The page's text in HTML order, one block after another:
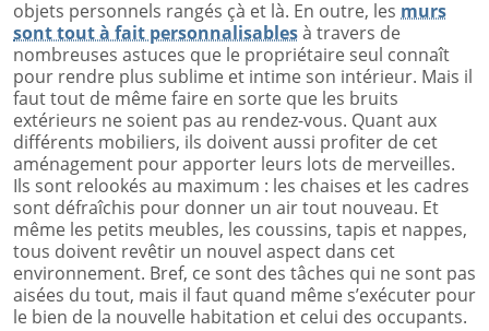
objets personnels rangés çà et là. En outre, les murs
sont tout à fait personnalisablesà travers de
nombreuses astuces que le propriétaire seul connaît
pour rendre plus sublime et intime son intérieur. Mais il
faut tout de même faire en sorte que les bruits
extérieurs ne soient pas au rendez-vous. Quant aux
différents mobiliers, ils doivent aussi profiter de cet
aménagement pour apporter leurs lots de merveilles.
Ils sont relookés au maximum : les chaises et les cadres
sont défraîchis pour donner un air tout nouveau. Et
même les petits meubles, les coussins, tapis et nappes,
tous doivent revêtir un nouvel aspect dans cet
environnement. Bref, ce sont des tâches qui ne sont pas
aisées du tout, mais il faut quand même s’exécuter pour
le bien de la nouvelle habitation et celui des occupants.